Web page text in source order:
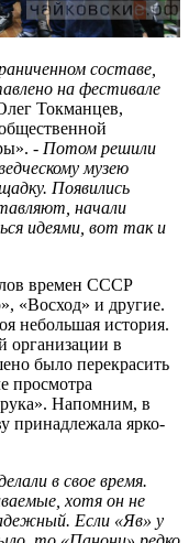
составе,
на фестивале
Токманцев,
- Потом решили
музею
Появились
начали
идеями, вот так и
времен СССР
«Восход» и другие.
небольшая история.
организации в
было перекрасить
просмотра
Напомним, в
принадлежала ярко-
в свое время.
хотя он не
Если «Яв» у